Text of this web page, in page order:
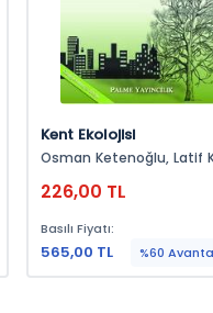
Kent Ekolojisi
Osman Ketenoğlu, Latif Kurt,
226,00 TL
Basılı Fiyatı:
565,00 TL %60